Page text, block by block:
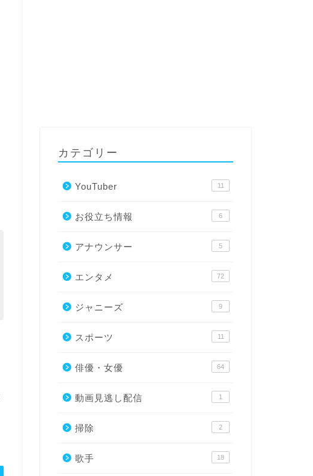
カテゴリー
YouTuber 11
お役立ち情報 6
アナウンサー 5
エンタメ 72
ジャニーズ 9
スポーツ 11
俳優・女優 64
動画見逃し配信 1
掃除 2
歌手 18